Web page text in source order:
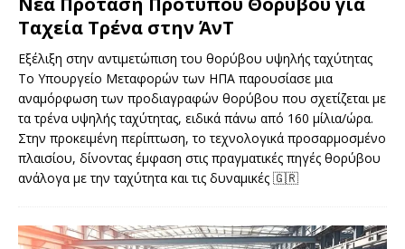
Ταχεία Τρένα στην ΆνΤ
Εξέλιξη στην αντιμετώπιση του θορύβου υψηλής ταχύτητας
Το Υπουργείο Μεταφορών των ΗΠΑ παρουσίασε μια
αναμόρφωση των προδιαγραφών θορύβου που σχετίζεται με
τα τρένα υψηλής ταχύτητας, ειδικά πάνω από 160 μίλια/ώρα.
Στην προκειμένη περίπτωση, το τεχνολογικά προσαρμοσμένο
πλαισίου, δίνοντας έμφαση στις πραγματικές πηγές θορύβου
ανάλογα με την ταχύτητα και τις δυναμικές 🇬🇷